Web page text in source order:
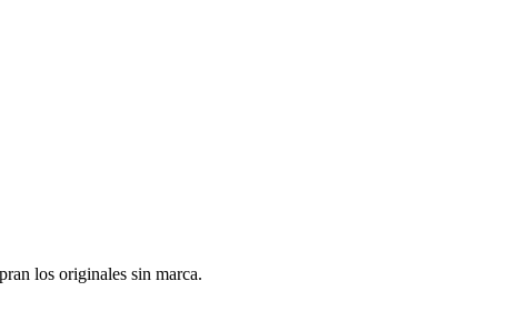
los originales sin marca.